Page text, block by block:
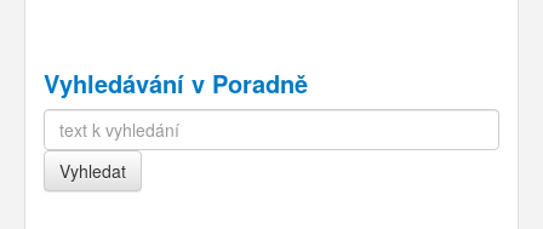
Vyhledávání v Poradně